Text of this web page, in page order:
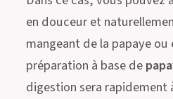
en douceur et
mangeant de la papaye ou
préparation à base de
digestion sera rapidement